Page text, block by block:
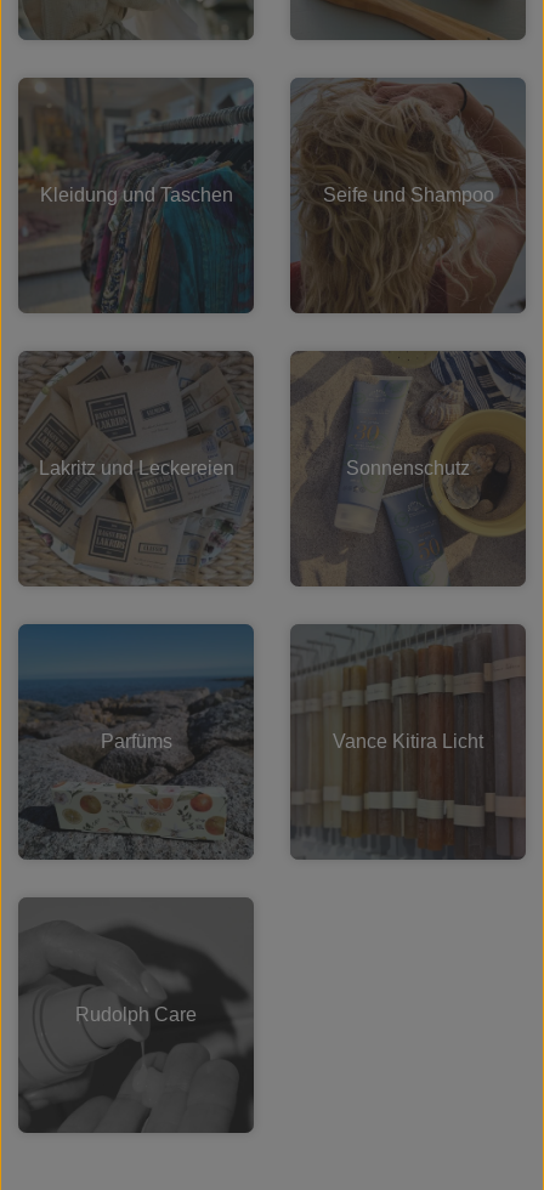
Rudolph Care
Kleidung und Taschen Seife und Shampoo
Lakritz und Leckereien Sonnenschutz
Parfüms Vance Kitira Licht
Rudolph Care